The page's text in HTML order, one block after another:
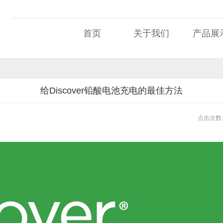
首页 关于我们 产品展
给Discover铅酸电池充电的最佳方法
点击次